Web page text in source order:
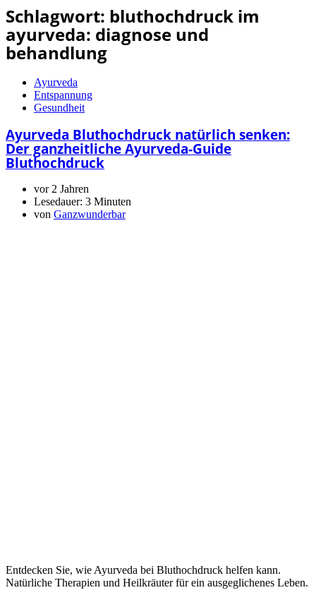
Schlagwort: bluthochdruck im
ayurveda: diagnose und
behandlung
Ayurveda
Entspannung
Gesundheit
Ayurveda Bluthochdruck natürlich senken:
Der ganzheitliche Ayurveda-Guide
Bluthochdruck
vor 2 Jahren
Lesedauer: 3 Minuten
von Ganzwunderbar
Entdecken Sie, wie Ayurveda bei Bluthochdruck helfen kann.
Natürliche Therapien und Heilkräuter für ein ausgeglichenes Leben.